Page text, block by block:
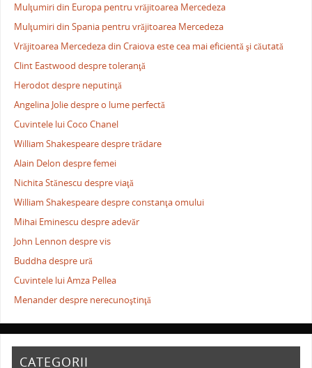
Mulţumiri din Europa pentru vrăjitoarea Mercedeza
Mulţumiri din Spania pentru vrăjitoarea Mercedeza
Vrăjitoarea Mercedeza din Craiova este cea mai eficientă şi căutată
Clint Eastwood despre toleranţă
Herodot despre neputinţă
Angelina Jolie despre o lume perfectă
Cuvintele lui Coco Chanel
William Shakespeare despre trădare
Alain Delon despre femei
Nichita Stănescu despre viaţă
William Shakespeare despre constanţa omului
Mihai Eminescu despre adevăr
John Lennon despre vis
Buddha despre ură
Cuvintele lui Amza Pellea
Menander despre nerecunoştinţă
CATEGORII